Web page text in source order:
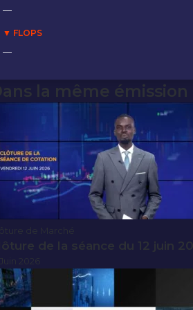
—
▼ FLOPS
—
la même émission
de la séance du 12 juin